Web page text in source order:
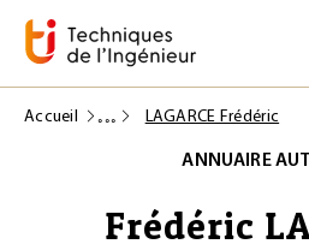
Accueil LAGARCE Frédéric
ANNUAIRE
Frédéric